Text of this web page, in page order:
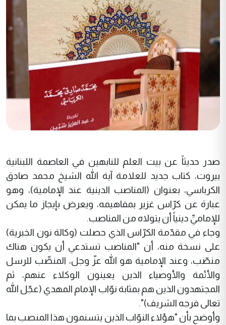
صدر حديثاً عن بيت العلم للنابهين في العاصمة اللبنانية
بيروت، كتاب جديد للعلامة آية الله الشيخ محمد صادق
الكرباسي، بعنوان (المناصب الدينية عند الإمامية)، وهو
عبارة عن كرّاس غزير بمفاهيمه، ويعرض بإيجاز ما يمكن
للإماميِّ دينياً أن يتولاه من المناصب.
وجاء في مقدّمة الكرّاس الذي حصلت (وكالة نون الخبرية)
على نسخة منه، أن "المناصب تستدعي أن يكون هناك
منصّب، وعند الإمامية هو الله عزّ وجل، المنصِّب للرسل
والأئمة والأوصياء الذين يعينون الوكلاء عنهم، ثم
المجتهدون الذين هم بمثابة نوّاب الإمام المهدي (عجّل الله
تعالى فرجه الشريف)".
وأوضح بأن "هؤلاء النوّاب الذين يتسنمون هذا المنصب بما